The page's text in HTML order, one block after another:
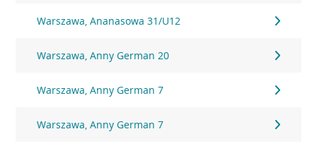
Warszawa, Ananasowa 31/U12
Warszawa, Anny German 20
Warszawa, Anny German 7
Warszawa, Anny German 7